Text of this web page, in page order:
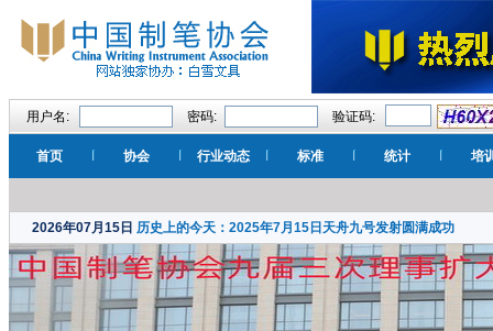
用户名: 密码: 验证码:
首页 协会 行业动态 标准 统计 培
2026年07月15日 历史上的今天：2025年7月15日天舟九号发射圆满成功
真彩文具股份有限公司
真彩文具“开学经济”催生文具
贝发集团股份有限公司
始创于1994年的国内文具领军
企业，专业从事以...[详细]
上海晨光文具股份有限公司
晨光集团正式成为2010年中国
扶贫基金会的...[详细]
青岛昌隆文具有限公司